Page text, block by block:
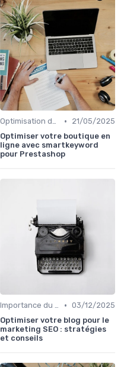
Optimisation de Contenu •
21/05/2025
Optimiser votre boutique en
ligne avec smartkeyword
pour Prestashop
Importance du SEO pour les Entreprises • 03/12/2025
Optimiser votre blog pour le
marketing SEO : stratégies
et conseils